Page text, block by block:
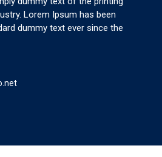
Lorem Ipsum has been
dummy text ever since the